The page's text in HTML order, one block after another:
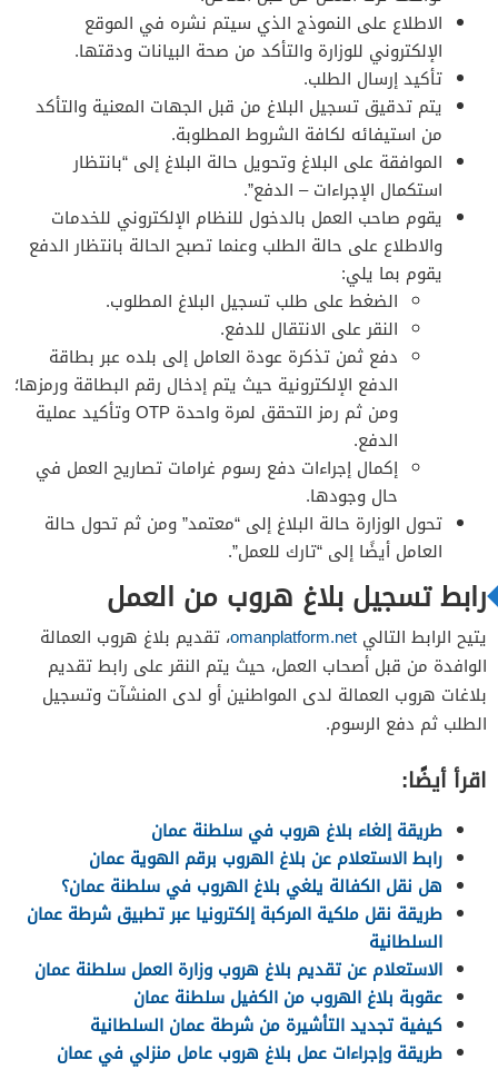
الاطلاع على النموذج الذي سيتم نشره في الموقع
الإلكتروني للوزارة والتأكد من صحة البيانات ودقتها.
تأكيد إرسال الطلب.
يتم تدقيق تسجيل البلاغ من قبل الجهات المعنية والتأكد
من استيفائه لكافة الشروط المطلوبة.
الموافقة على البلاغ وتحويل حالة البلاغ إلى “بانتظار
استكمال الإجراءات – الدفع”.
يقوم صاحب العمل بالدخول للنظام الإلكتروني للخدمات
والاطلاع على حالة الطلب وعنما تصبح الحالة بانتظار الدفع
يقوم بما يلي:
الضغط على طلب تسجيل البلاغ المطلوب.
النقر على الانتقال للدفع.
دفع ثمن تذكرة عودة العامل إلى بلده عبر بطاقة
الدفع الإلكترونية حيث يتم إدخال رقم البطاقة ورمزها؛
ومن ثم رمز التحقق لمرة واحدة OTP وتأكيد عملية
الدفع.
إكمال إجراءات دفع رسوم غرامات تصاريح العمل في
حال وجودها.
تحول الوزارة حالة البلاغ إلى “معتمد” ومن ثم تحول حالة
العامل أيضًا إلى “تارك للعمل”.
رابط تسجيل بلاغ هروب من العمل
يتيح الرابط التالي omanplatform.net، تقديم بلاغ هروب العمالة
الوافدة من قبل أصحاب العمل، حيث يتم النقر على رابط تقديم
بلاغات هروب العمالة لدى المواطنين أو لدى المنشآت وتسجيل
الطلب ثم دفع الرسوم.
اقرأ أيضًا:
طريقة إلغاء بلاغ هروب في سلطنة عمان
رابط الاستعلام عن بلاغ الهروب برقم الهوية عمان
هل نقل الكفالة يلغي بلاغ الهروب في سلطنة عمان؟
طريقة نقل ملكية المركبة إلكترونيا عبر تطبيق شرطة عمان
السلطانية
الاستعلام عن تقديم بلاغ هروب وزارة العمل سلطنة عمان
عقوبة بلاغ الهروب من الكفيل سلطنة عمان
كيفية تجديد التأشيرة من شرطة عمان السلطانية
طريقة وإجراءات عمل بلاغ هروب عامل منزلي في عمان